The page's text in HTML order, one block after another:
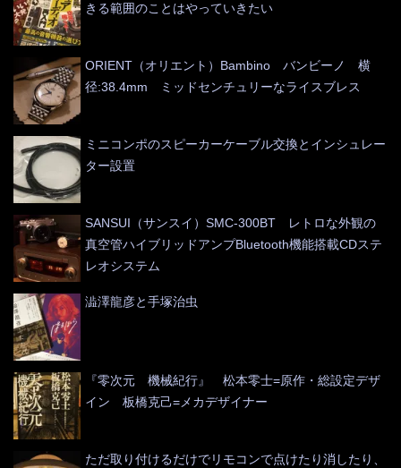
きる範囲のことはやっていきたい
ORIENT（オリエント）Bambino バンビーノ 横
径:38.4mm ミッドセンチュリーなライスブレス
ミニコンポのスピーカーケーブル交換とインシュレー
ター設置
SANSUI（サンスイ）SMC-300BT レトロな外観の
真空管ハイブリッドアンプBluetooth機能搭載CDステ
レオシステム
澁澤龍彦と手塚治虫
『零次元 機械紀行』 松本零士=原作・総設定デザ
イン 板橋克己=メカデザイナー
ただ取り付けるだけでリモコンで点けたり消したり、